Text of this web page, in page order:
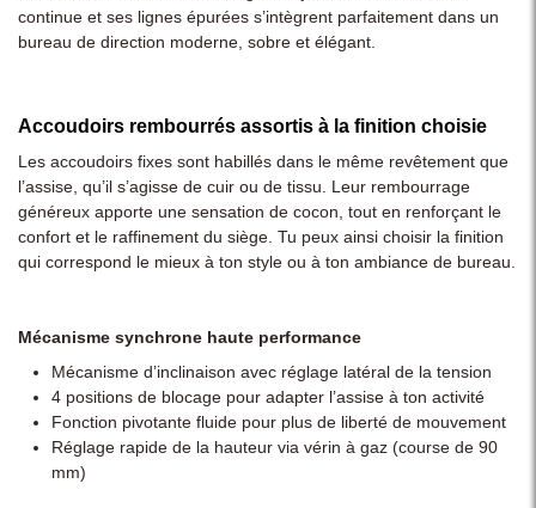
continue et ses lignes épurées s’intègrent parfaitement dans un
bureau de direction moderne, sobre et élégant.
Accoudoirs rembourrés assortis à la finition choisie
Les accoudoirs fixes sont habillés dans le même revêtement que
l’assise, qu’il s’agisse de cuir ou de tissu. Leur rembourrage
généreux apporte une sensation de cocon, tout en renforçant le
confort et le raffinement du siège. Tu peux ainsi choisir la finition
qui correspond le mieux à ton style ou à ton ambiance de bureau.
Mécanisme synchrone haute performance
Mécanisme d’inclinaison avec réglage latéral de la tension
4 positions de blocage pour adapter l’assise à ton activité
Fonction pivotante fluide pour plus de liberté de mouvement
Réglage rapide de la hauteur via vérin à gaz (course de 90
mm)